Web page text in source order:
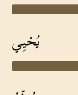
يُحْيِي